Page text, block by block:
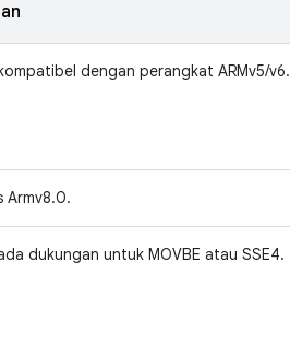
dengan perangkat ARMv5/v6.
Armv8.0.
dukungan untuk MOVBE atau SSE4.